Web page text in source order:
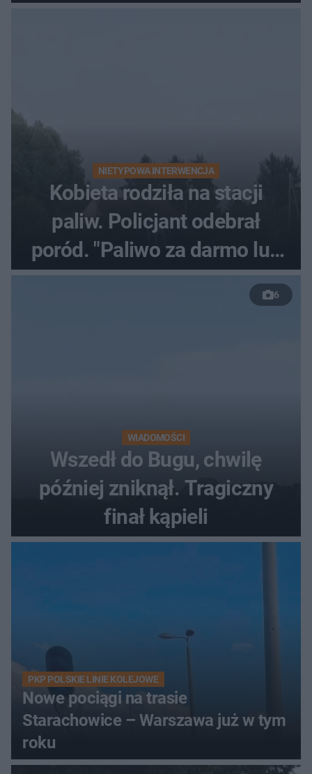
NIETYPOWA INTERWENCJA
Kobieta rodziła na stacji
paliw. Policjant odebrał
poród. "Paliwo za darmo lub
50 %!"
6
WIADOMOŚCI
Wszedł do Bugu, chwilę
później zniknął. Tragiczny
finał kąpieli
PKP POLSKIE LINIE KOLEJOWE
Nowe pociągi na trasie
Starachowice – Warszawa już w tym
roku